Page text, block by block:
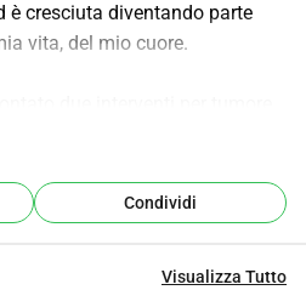
è cresciuta diventando parte
vita, del mio cuore.
Oggi purtroppo la
affrontare una TAC e un
non per guarire, ma per
Condividi
Visualizza Tutto